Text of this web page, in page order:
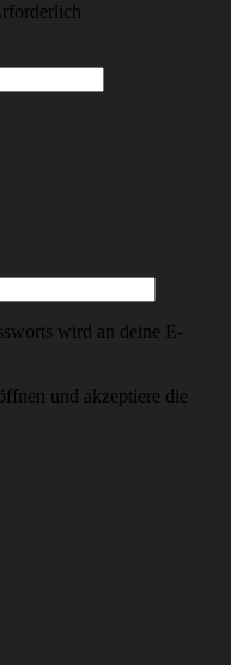
wird an deine E-
und akzeptiere die